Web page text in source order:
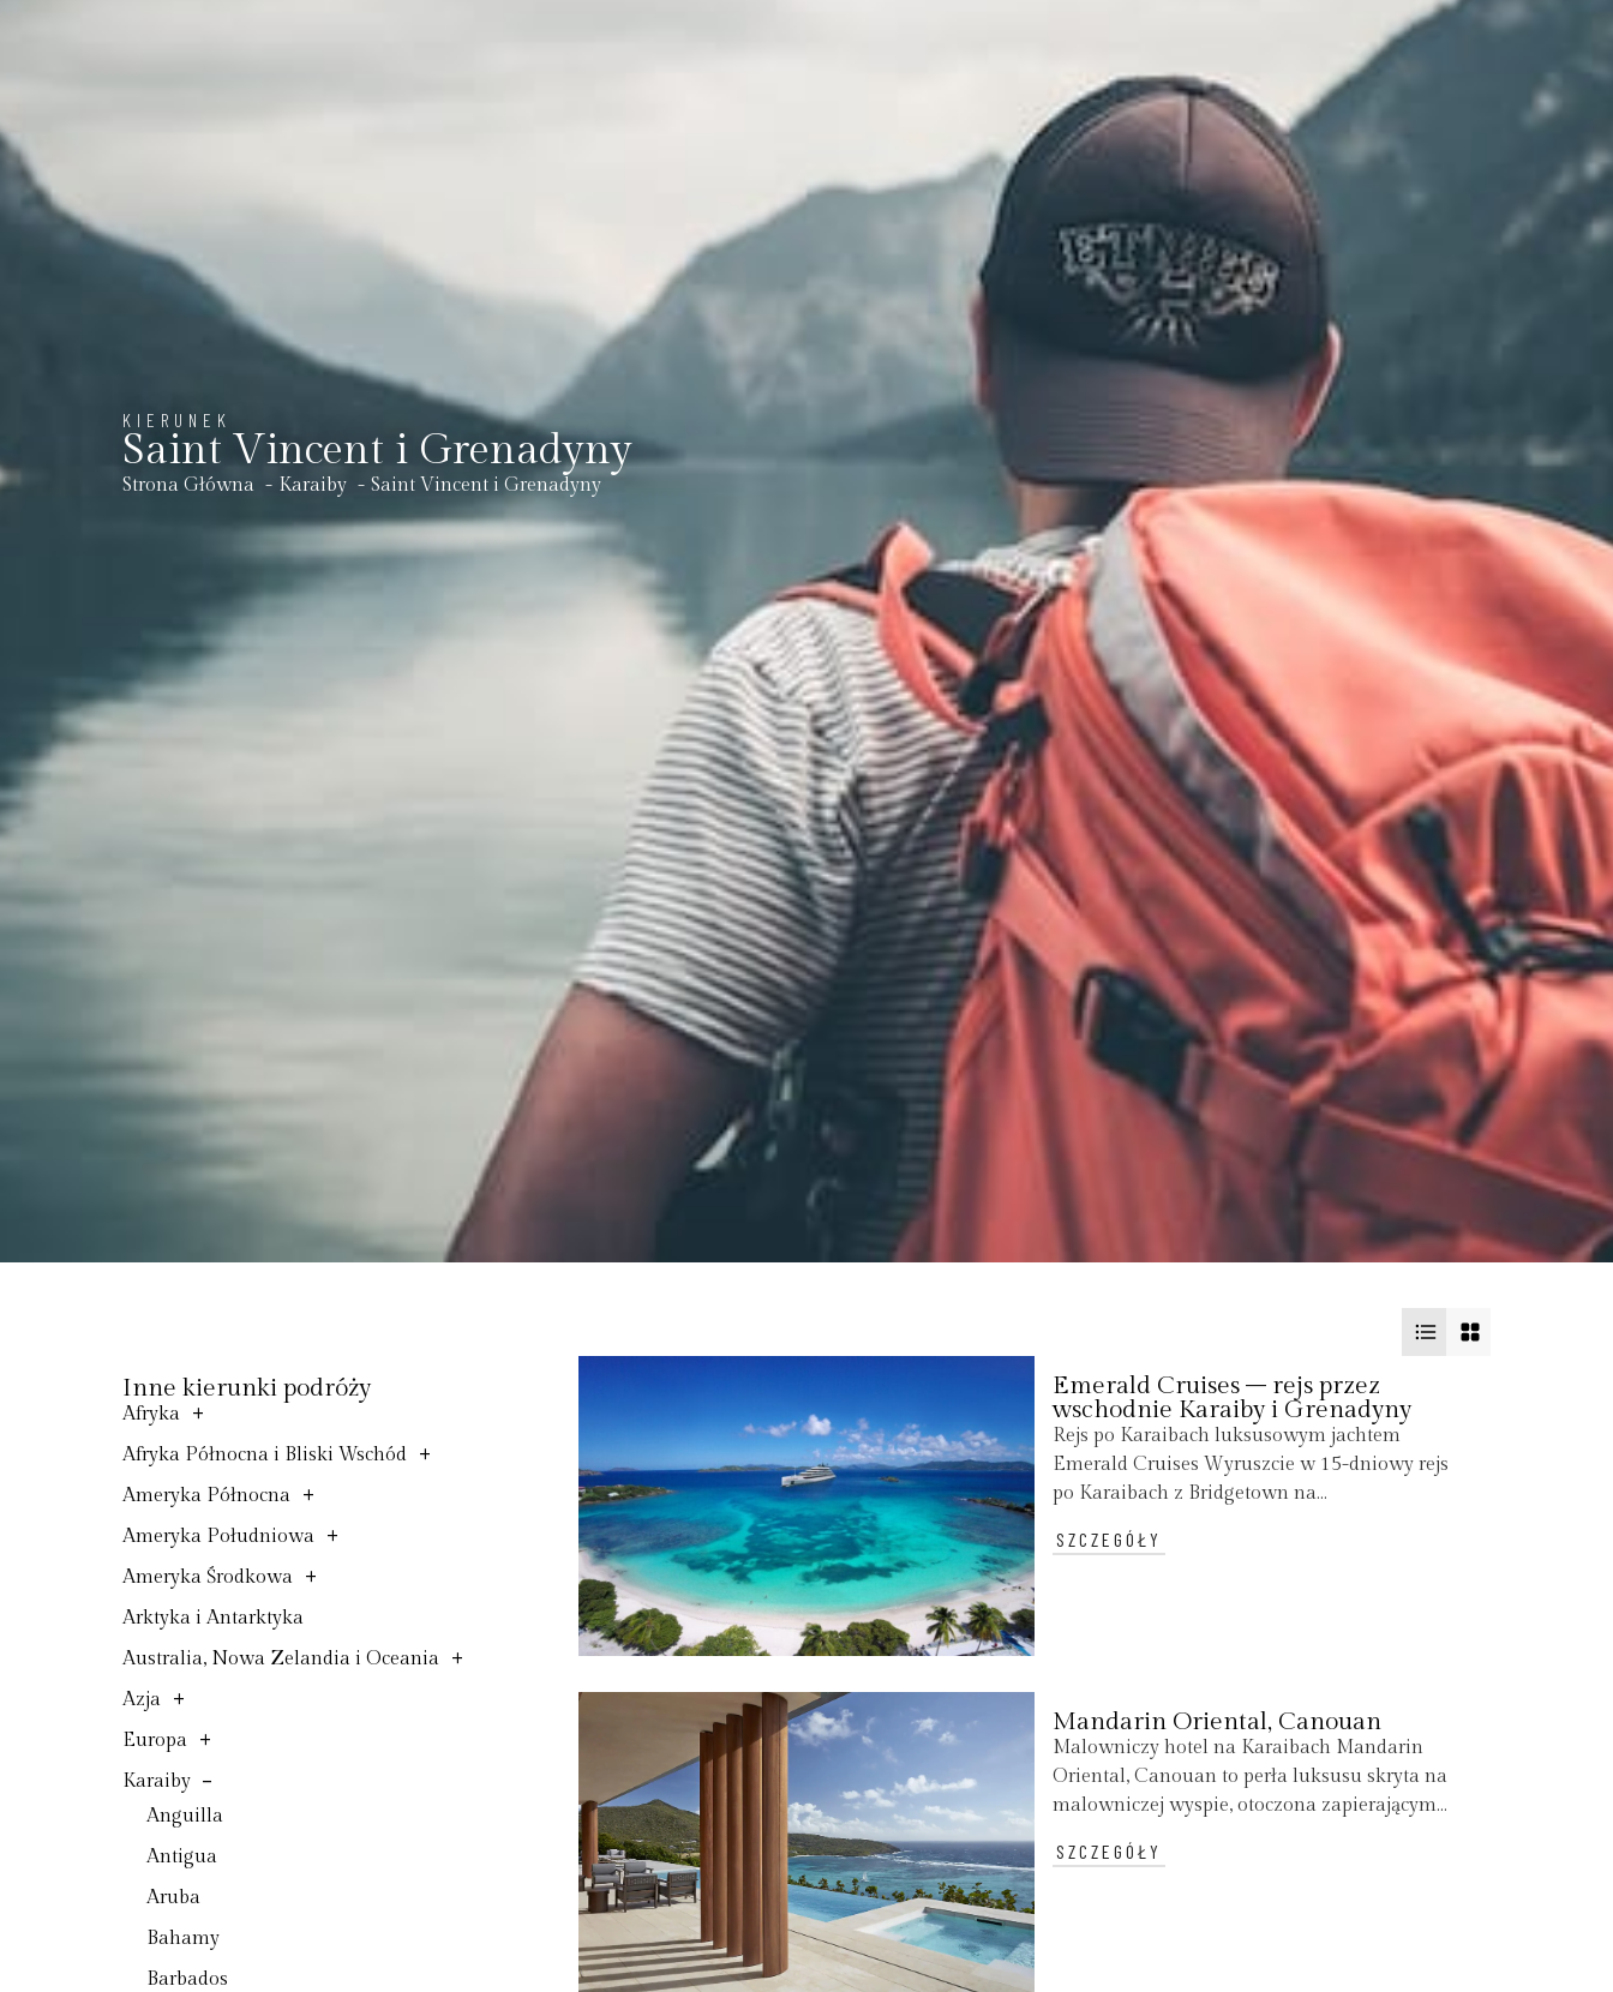
KIERUNEK
Saint Vincent i Grenadyny
Strona Główna Karaiby Saint Vincent i Grenadyny
Inne kierunki podróży
Afryka +
Afryka Północna i Bliski Wschód +
Ameryka Północna +
Ameryka Południowa +
Ameryka Środkowa +
Arktyka i Antarktyka
Australia, Nowa Zelandia i Oceania +
Azja +
Europa +
Karaiby -
Anguilla
Antigua
Aruba
Bahamy
Barbados
Emerald Cruises – rejs przez
wschodnie Karaiby i Grenadyny
Rejs po Karaibach luksusowym jachtem
Emerald Cruises Wyruszcie w 15-dniowy rejs
po Karaibach z Bridgetown na...
SZCZEGÓŁY
Mandarin Oriental, Canouan
Malowniczy hotel na Karaibach Mandarin
Oriental, Canouan to perła luksusu skryta na
malowniczej wyspie, otoczona zapierającym...
SZCZEGÓŁY